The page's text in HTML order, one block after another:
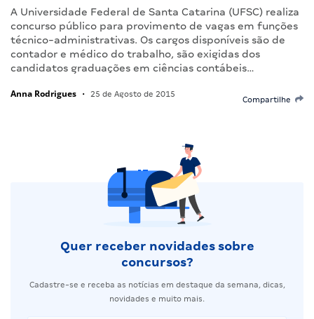
A Universidade Federal de Santa Catarina (UFSC) realiza
concurso público para provimento de vagas em funções
técnico-administrativas. Os cargos disponíveis são de
contador e médico do trabalho, são exigidas dos
candidatos graduações em ciências contábeis…
Anna Rodrigues • 25 de Agosto de 2015
Compartilhe
Quer receber novidades sobre
concursos?
Cadastre-se e receba as notícias em destaque da semana, dicas,
novidades e muito mais.